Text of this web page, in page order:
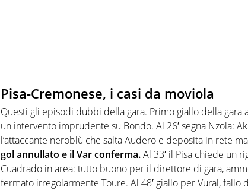
Pisa-Cremonese, i casi da moviola
Questi gli episodi dubbi della gara. Primo giallo della gara
un intervento imprudente su Bondo. Al 26′ segna Nzola:
l’attaccante neroblù che salta Audero e deposita in rete
gol annullato e il Var conferma.Al 33′ il Pisa chiede un
Cuadrado in area: tutto buono per il direttore di gara,
fermato irregolarmente Toure. Al 48′ giallo per Vural, fallo